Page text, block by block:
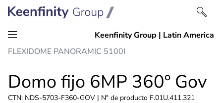
saltar
contenido
Saltar
navegación
FLEXIDOME PANORAMIC 5100I
Domo fijo 6MP 360º Gov
CTN: NDS-5703-F360-GOV | Nº de producto F.01U.411.321